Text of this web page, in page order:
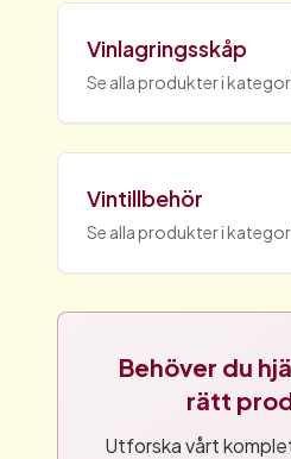
Vinlagringsskåp
Se alla produkter i
Vintillbehör
Se alla produkter i
Behöver du
rätt
Utforska vårt